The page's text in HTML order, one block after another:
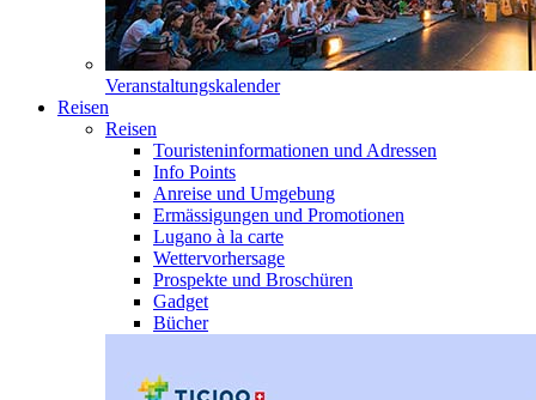
Veranstaltungskalender
Reisen
Reisen
Touristeninformationen und Adressen
Info Points
Anreise und Umgebung
Ermässigungen und Promotionen
Lugano à la carte
Wettervorhersage
Prospekte und Broschüren
Gadget
Bücher